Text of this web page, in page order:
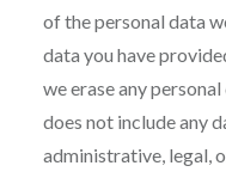
of the personal data
data you have
we erase any
does not include any
administrative, legal,